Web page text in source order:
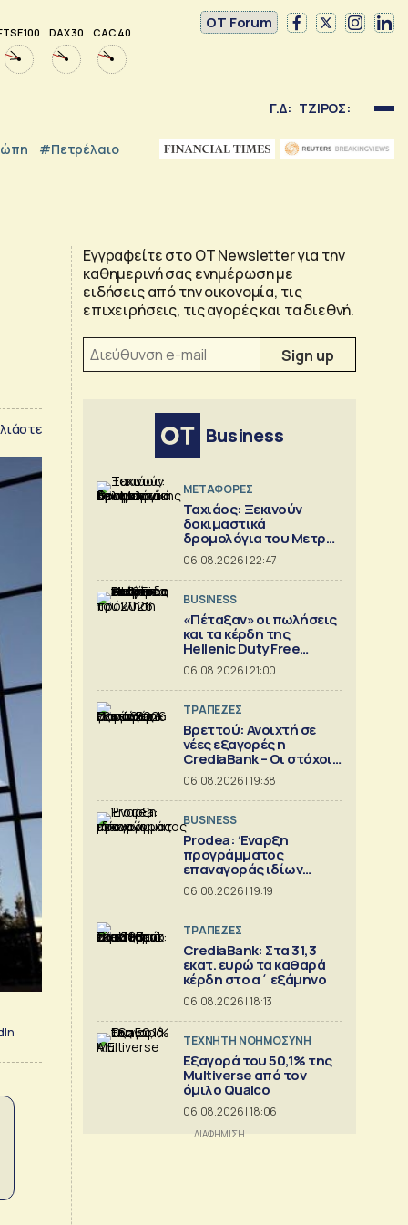
100 DAX 30 CAC 40
OT Forum
Γ.Δ: ΤΖΙΡΟΣ:
#Πετρέλαιο
Εγγραφείτε στο OT Newsletter για την
καθημερινή σας ενημέρωση με
ειδήσεις από την οικονομία, τις
επιχειρήσεις, τις αγορές και τα διεθνή.
Business
ΜΕΤΑΦΟΡΕΣ
Ταχιάος: Ξεκινούν
δοκιμαστικά
δρομολόγια του Μετρό
Θεσσαλονίκης προς
Καλαμαριά
06.08.2026 | 22:47
BUSINESS
«Πέταξαν» οι πωλήσεις
και τα κέρδη της
Hellenic Duty Free
Shops
06.08.2026 | 21:00
ΤΡΑΠΕΖΕΣ
Βρεττού: Ανοιχτή σε
νέες εξαγορές η
CrediaBank – Οι στόχοι
για το 2026
06.08.2026 | 19:38
BUSINESS
Prodea: Έναρξη
προγράμματος
επαναγοράς ιδίων
μετοχών
06.08.2026 | 19:19
ΤΡΑΠΕΖΕΣ
CrediaBank: Στα 31,3
εκατ. ευρώ τα καθαρά
κέρδη στο α΄ εξάμηνο
06.08.2026 | 18:13
TΕΧΝΗΤΗ ΝΟΗΜΟΣΥΝΗ
Εξαγορά του 50,1% της
Multiverse από τον
όμιλο Qualco
06.08.2026 | 18:06